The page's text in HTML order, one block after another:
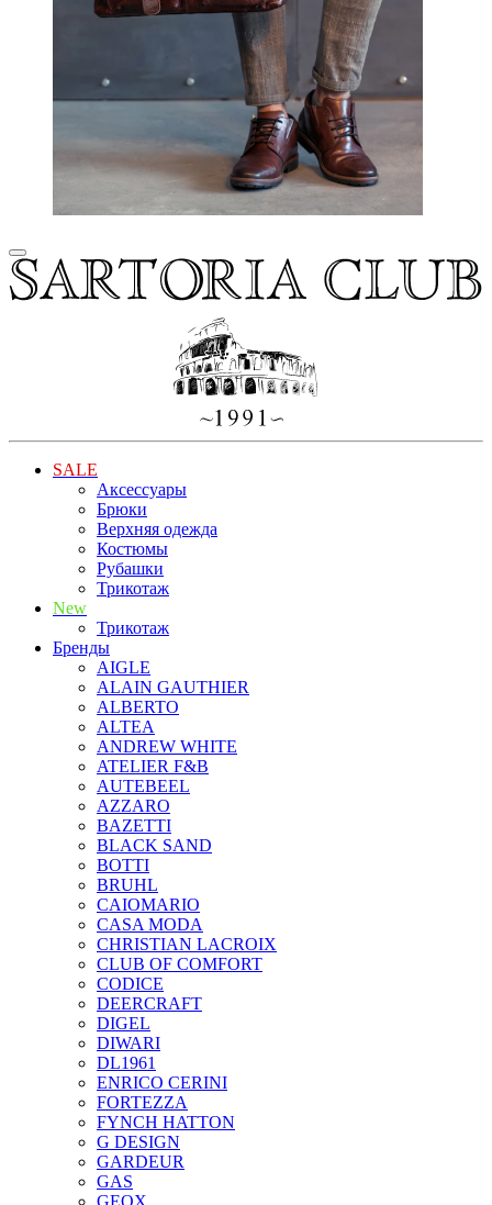
SALE
Аксессуары
Брюки
Верхняя одежда
Костюмы
Рубашки
Трикотаж
New
Трикотаж
Бренды
AIGLE
ALAIN GAUTHIER
ALBERTO
ALTEA
ANDREW WHITE
ATELIER F&B
AUTEBEEL
AZZARO
BAZETTI
BLACK SAND
BOTTI
BRUHL
CAIOMARIO
CASA MODA
CHRISTIAN LACROIX
CLUB OF COMFORT
CODICE
DEERCRAFT
DIGEL
DIWARI
DL1961
ENRICO CERINI
FORTEZZA
FYNCH HATTON
G DESIGN
GARDEUR
GAS
GEOX